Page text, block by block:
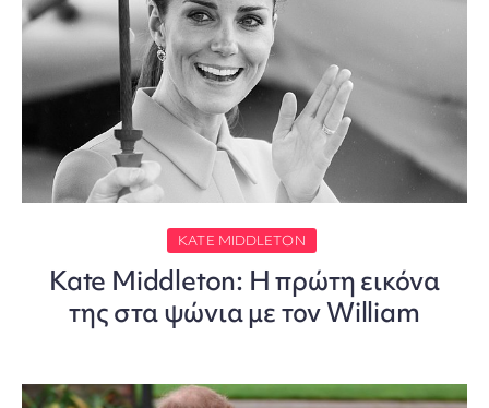
KATE MIDDLETON
Kate Middleton: Η πρώτη εικόνα
της στα ψώνια με τον William